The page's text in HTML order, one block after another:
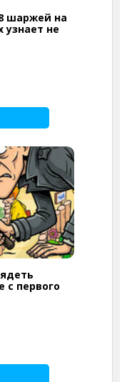
шаржей на
узнает не
с первого